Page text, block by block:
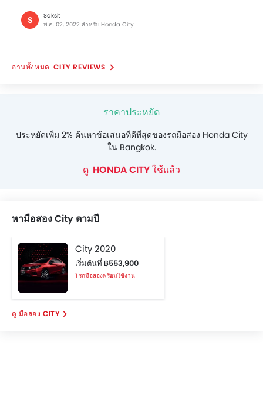
S
Saksit
พ.ค. 02, 2022 สำหรับ Honda City
CITY REVIEWS
ราคาประหยัด
ประหยัดเพิ่ม 2% ค้นหาข้อเสนอที่ดีที่สุดของรถมือสอง Honda City
ใน Bangkok.
HONDA CITY ใช้แล้ว
หามือสอง City ตามปี
City 2020
เริ่มต้นที่ ฿553,900
1 รถมือสองพร้อมใช้งาน
มือสอง CITY